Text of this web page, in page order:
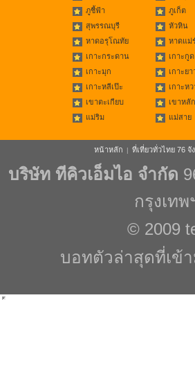
ภูชี้ฟ้า
ภูเก็ต
สุพรรณบุรี
หัวหิน
หาดอรุโณทัย
หาดแม่
เกาะกระดาน
เกาะกูด
เกาะมุก
เกาะย
เกาะหลีเป๊ะ
เกาะหว
เขาตะเกียบ
เขาหลัก
แม่ริม
แม่สาย
หน้าหลัก | ที่เที่ยวทั่วไทย 76 จั
บริษัท ทีคิวเอ็มไอ จำกัด
กรุงเท
© 2009
บอทตัวล่าสุดที่เข้า